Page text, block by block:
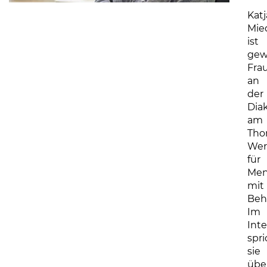
ist
an
der
am
für
mit
Im
sie